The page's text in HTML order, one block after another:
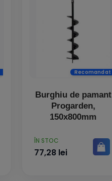
Recomandat
Burghiu de pamant
Progarden,
150x800mm
PRET
ÎN STOC
77,28 lei